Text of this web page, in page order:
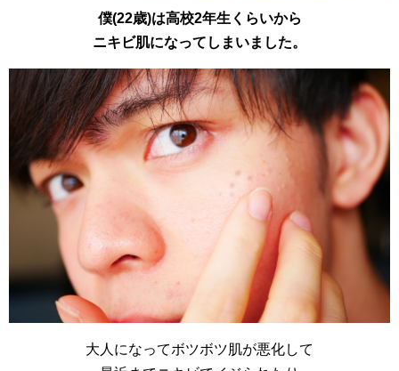
僕(22歳)は高校2年生くらいから
ニキビ肌になってしまいました。
大人になってボツボツ肌が悪化して